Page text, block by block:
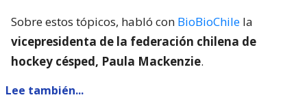
Sobre estos tópicos, habló con BioBioChile la
vicepresidenta de la federación chilena de
hockey césped, Paula Mackenzie.
Lee también...